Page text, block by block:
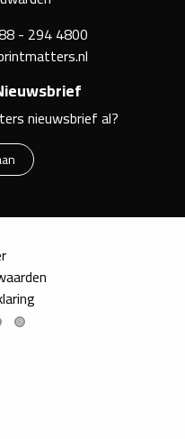
- 294 4800
nieuwsbrief al?